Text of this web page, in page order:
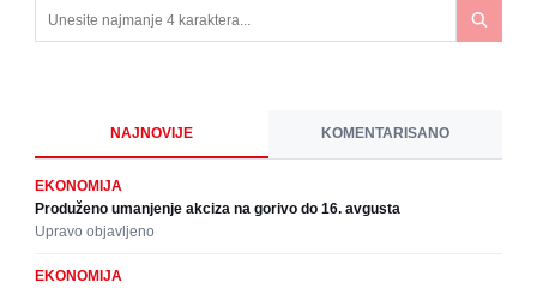
NAJNOVIJE KOMENTARISANO
EKONOMIJA
Produženo umanjenje akciza na gorivo do 16. avgusta
Upravo objavljeno
EKONOMIJA